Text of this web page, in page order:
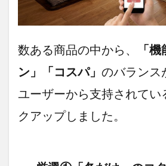
板」は
どこ
へ？ 驚
納トリ
「こた
見えな
ナット
数ある商品の中から、
「
ン」「コスパ」 のバランス
ユーザーから支持されてい
クアップしました。